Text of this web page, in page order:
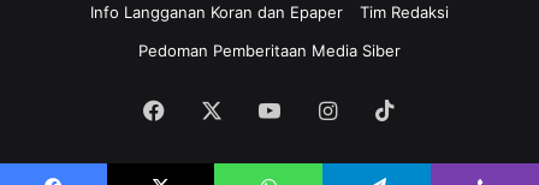
Info Langganan Koran dan Epaper
Tim Redaksi
Pedoman Pemberitaan Media Siber
Facebook YouTubeInstagram